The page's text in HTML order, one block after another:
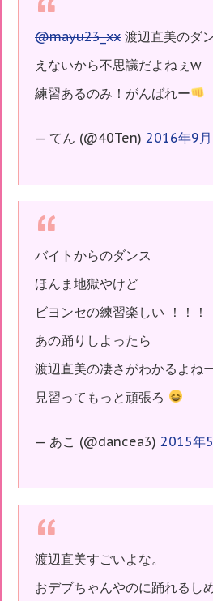
@mayu23_xx 渡辺直美のダ
えないから不思議だよねぇw
練習あるのみ！がんばれー
— てん (@40Ten) 2016年9
バイトからのダンス
ほんま地獄やけど
ビヨンセの練習楽しい ！！！
あの踊りしよったら
渡辺直美の凄さがわかるよね
見習ってもっと頑張ろ
— あこ (@dancea3) 2015年
渡辺直美すごいよな。
おデブちゃんやのに踊れるし